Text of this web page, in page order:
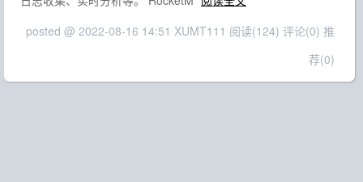
posted @ 2022-08-16 14:51 XUMT111 阅读(124) 评论(0) 推
荐(0)